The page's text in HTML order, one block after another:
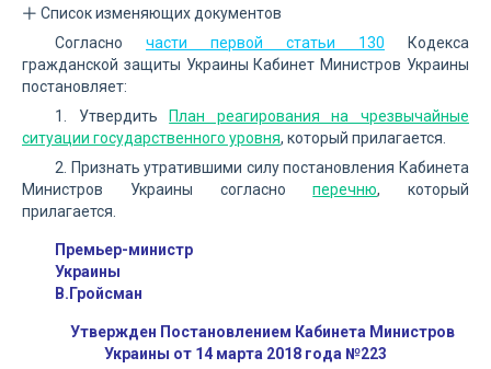
Список изменяющих документов
Согласно части первой статьи 130 Кодекса
гражданской защиты Украины Кабинет Министров Украины
постановляет:
1. Утвердить
План реагирования на чрезвычайные
ситуации государственного уровня, который прилагается.
2. Признать утратившими силу постановления Кабинета
Министров Украины согласноперечню, который
прилагается.
Премьер-министр
Украины
В.Гройсман
Утвержден Постановлением Кабинета Министров
Украины от 14 марта 2018 года №223